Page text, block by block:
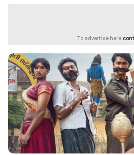
To advertise here,